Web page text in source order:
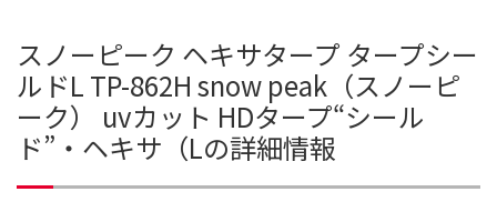
スノーピーク ヘキサタープ タープシー
ルドL TP-862H snow peak（スノーピ
ーク） uvカット HDタープ“シール
ド”・ヘキサ（Lの詳細情報